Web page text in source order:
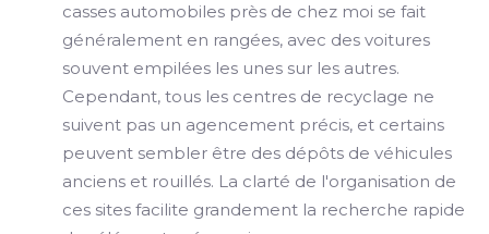
casses automobiles près de chez moi se fait
généralement en rangées, avec des voitures
souvent empilées les unes sur les autres.
Cependant, tous les centres de recyclage ne
suivent pas un agencement précis, et certains
peuvent sembler être des dépôts de véhicules
anciens et rouillés. La clarté de l'organisation de
ces sites facilite grandement la recherche rapide